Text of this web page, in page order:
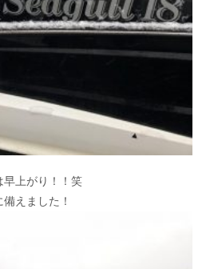
早上がり！！笑
えました！